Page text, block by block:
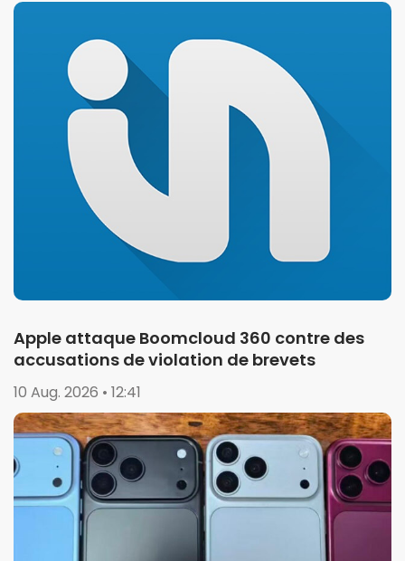
Apple attaque Boomcloud 360 contre des
accusations de violation de brevets
10 Aug. 2026 • 12:41